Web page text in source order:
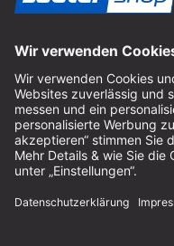
Impressum
AGB
Datenschutz
Cookie-Einstellungen
© 2026 sauter GmbH